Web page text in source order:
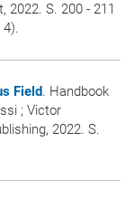
2022. S. 200 - 211
4).
Field. Handbook
; Victor
2022. S.